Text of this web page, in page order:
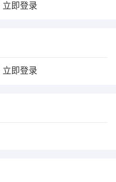
立即登录
立即登录